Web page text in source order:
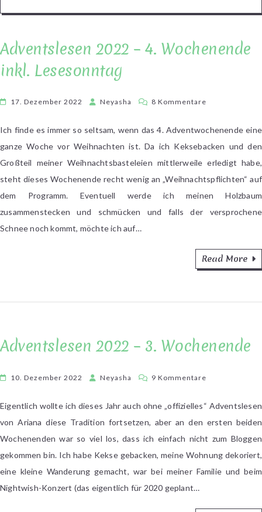
Adventslesen 2022 – 4. Wochenende
inkl. Lesesonntag
17. Dezember 2022 Neyasha 8 Kommentare
2022
Wochenende
inkl.
Lesesonntag
Ich finde es immer so seltsam, wenn das 4. Adventwochenende eine
ganze Woche vor Weihnachten ist. Da ich Keksebacken und den
Großteil meiner Weihnachtsbasteleien mittlerweile erledigt habe,
steht dieses Wochenende recht wenig an „Weihnachtspflichten“ auf
dem Programm. Eventuell werde ich meinen Holzbaum
zusammenstecken und schmücken und falls der versprochene
Schnee noch kommt, möchte ich auf…
Read More
Adventslesen 2022 – 3. Wochenende
10. Dezember 2022 Neyasha 9 Kommentare
2022
Wochenende
Eigentlich wollte ich dieses Jahr auch ohne „offizielles“ Adventslesen
von Ariana diese Tradition fortsetzen, aber an den ersten beiden
Wochenenden war so viel los, dass ich einfach nicht zum Bloggen
gekommen bin. Ich habe Kekse gebacken, meine Wohnung dekoriert,
eine kleine Wanderung gemacht, war bei meiner Familie und beim
Nightwish-Konzert (das eigentlich für 2020 geplant…